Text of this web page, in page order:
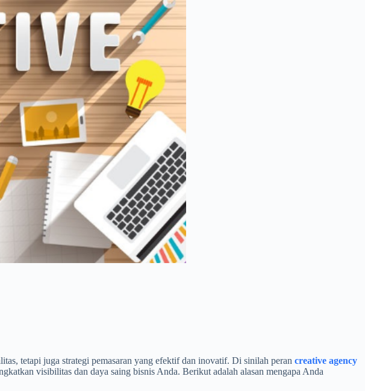
tetapi juga strategi pemasaran yang efektif dan inovatif. Di sinilah peran creative agency
visibilitas dan daya saing bisnis Anda. Berikut adalah alasan mengapa Anda